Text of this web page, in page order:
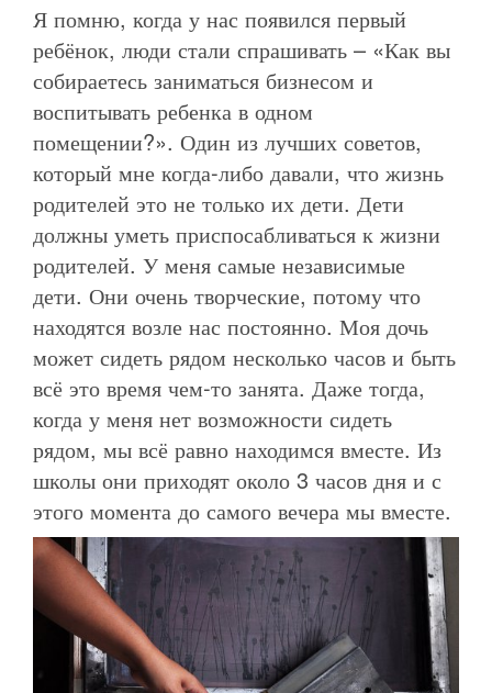
Я помню, когда у нас появился первый
ребёнок, люди стали спрашивать – «Как вы
собираетесь заниматься бизнесом и
воспитывать ребенка в одном
помещении?». Один из лучших советов,
который мне когда-либо давали, что жизнь
родителей это не только их дети. Дети
должны уметь приспосабливаться к жизни
родителей. У меня самые независимые
дети. Они очень творческие, потому что
находятся возле нас постоянно. Моя дочь
может сидеть рядом несколько часов и быть
всё это время чем-то занята. Даже тогда,
когда у меня нет возможности сидеть
рядом, мы всё равно находимся вместе. Из
школы они приходят около 3 часов дня и с
этого момента до самого вечера мы вместе.